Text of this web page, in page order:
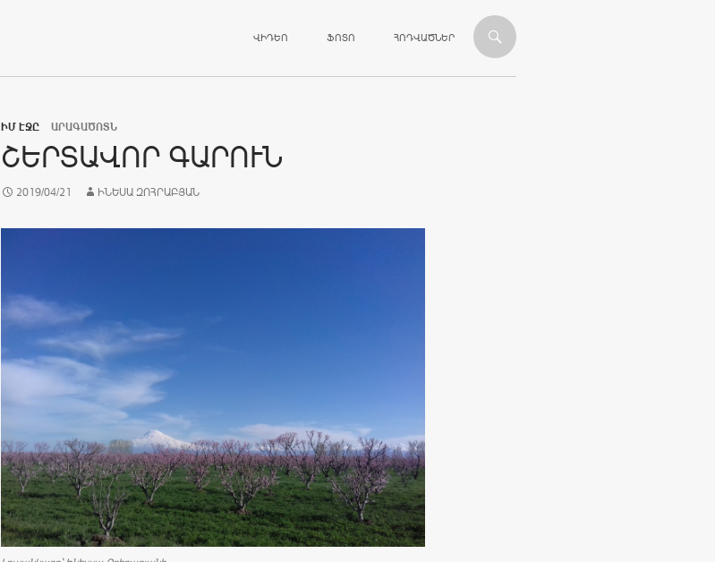
ՎԻԴԵՈ ՖՈՏՈ ՀՈԴՎԱԾՆԵՐ
ԻՄ ԷՋԸ ԱՐԱԳԱԾՈՏՆ
ՇԵՐՏԱՎՈՐ ԳԱՐՈՒՆ
2019/04/21 ԻՆԵՍԱ ԶՈՀՐԱԲՅԱՆ